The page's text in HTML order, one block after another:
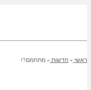
ראשי » חדשות » מתחמם?!